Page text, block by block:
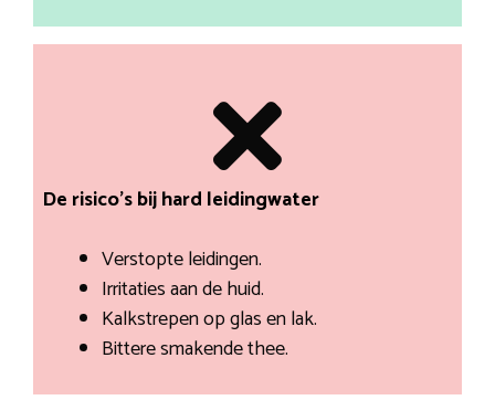
De risico’s bij hard leidingwater
Verstopte leidingen.
Irritaties aan de huid.
Kalkstrepen op glas en lak.
Bittere smakende thee.